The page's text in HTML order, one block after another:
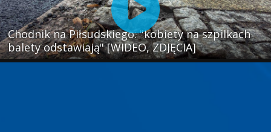
Chodnik na Piłsudskiego: "kobiety na szpilkach
balety odstawiają" [WIDEO, ZDJĘCIA]